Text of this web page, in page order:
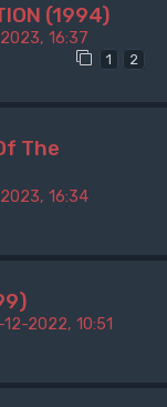
(1994)
16:37
1 2
The
16:34
2022, 10:51